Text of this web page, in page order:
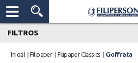
Inicial Filipaper Filipaper Classics Goffrata
FILTROS